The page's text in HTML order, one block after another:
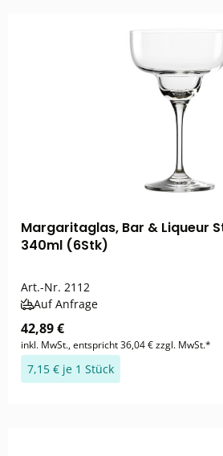
Margaritaglas, Bar & Liqueur
340ml (6Stk)
Art.-Nr. 2112
Auf Anfrage
42,89 €
inkl. MwSt., entspricht 36,04 € zzgl. MwSt.*
7,15 € je 1 Stück